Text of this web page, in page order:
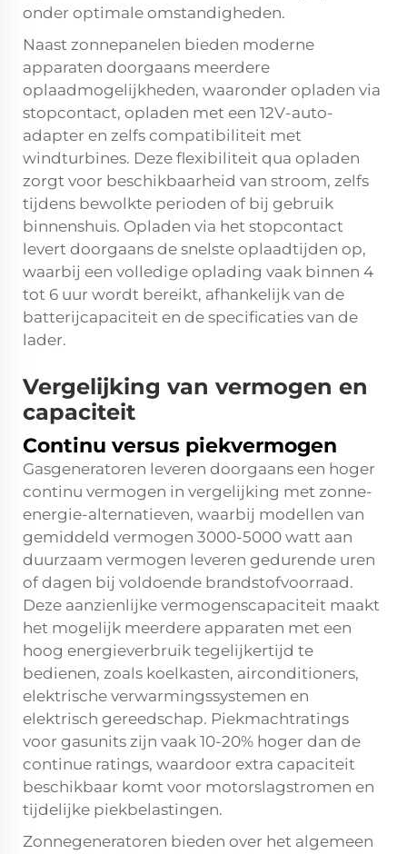
onder optimale omstandigheden.
Naast zonnepanelen bieden moderne
apparaten doorgaans meerdere
oplaadmogelijkheden, waaronder opladen via
stopcontact, opladen met een 12V-auto-
adapter en zelfs compatibiliteit met
windturbines. Deze flexibiliteit qua opladen
zorgt voor beschikbaarheid van stroom, zelfs
tijdens bewolkte perioden of bij gebruik
binnenshuis. Opladen via het stopcontact
levert doorgaans de snelste oplaadtijden op,
waarbij een volledige oplading vaak binnen 4
tot 6 uur wordt bereikt, afhankelijk van de
batterijcapaciteit en de specificaties van de
lader.
Vergelijking van vermogen en
capaciteit
Continu versus piekvermogen
Gasgeneratoren leveren doorgaans een hoger
continu vermogen in vergelijking met zonne-
energie-alternatieven, waarbij modellen van
gemiddeld vermogen 3000-5000 watt aan
duurzaam vermogen leveren gedurende uren
of dagen bij voldoende brandstofvoorraad.
Deze aanzienlijke vermogenscapaciteit maakt
het mogelijk meerdere apparaten met een
hoog energieverbruik tegelijkertijd te
bedienen, zoals koelkasten, airconditioners,
elektrische verwarmingssystemen en
elektrisch gereedschap. Piekmachtratings
voor gasunits zijn vaak 10-20% hoger dan de
continue ratings, waardoor extra capaciteit
beschikbaar komt voor motorslagstromen en
tijdelijke piekbelastingen.
Zonnegeneratoren bieden over het algemeen